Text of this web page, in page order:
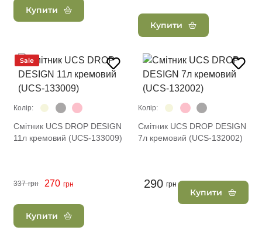
Купити
Купити
Sale
Колір:
Смітник UCS DROP DESIGN
11л кремовий (UCS-133009)
337 грн 270 грн
Купити
Колір:
Смітник UCS DROP DESIGN
7л кремовий (UCS-132002)
290 грн
Купити